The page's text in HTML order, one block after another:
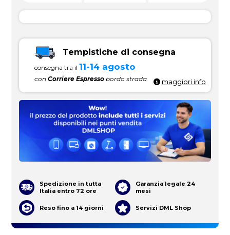
Tempistiche di consegna
consegna tra il 11-14 agosto
conCorriere Espresso bordo strada maggiori info
Spedizione in tutta
Italia entro 72 ore
Garanzia legale 24
mesi
Reso fino a 14 giorni Servizi DML Shop